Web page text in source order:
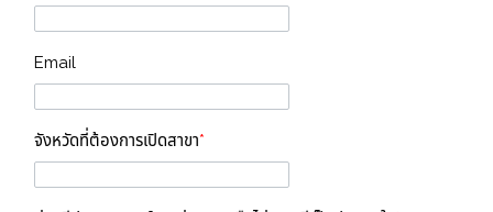
Email
จังหวัดที่ต้องการเปิดสาขา*